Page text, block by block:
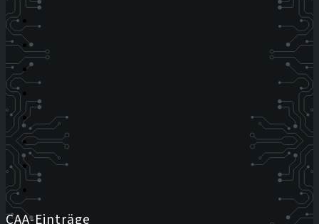
CAA-Einträge